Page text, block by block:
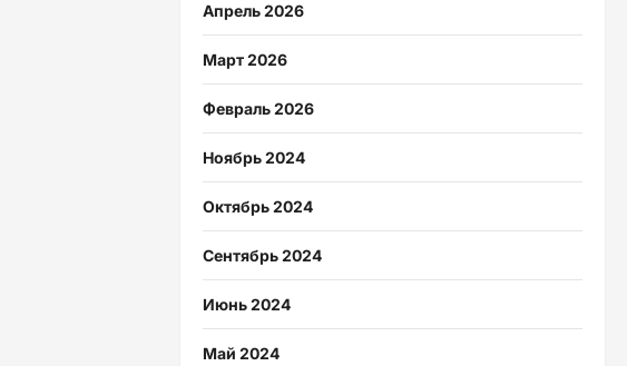
Апрель 2026
Март 2026
Февраль 2026
Ноябрь 2024
Октябрь 2024
Сентябрь 2024
Июнь 2024
Май 2024